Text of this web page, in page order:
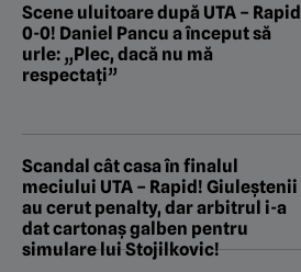
Scene uluitoare după UTA – Rapid
0-0! Daniel Pancu a început să
urle: „Plec, dacă nu mă
respectați”
Scandal cât casa în finalul
meciului UTA – Rapid! Giuleștenii
au cerut penalty, dar arbitrul i-a
dat cartonaș galben pentru
simulare lui Stojilkovic!